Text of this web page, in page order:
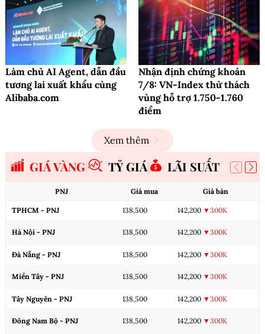
Làm chủ AI Agent, dẫn đầu
tương lai xuất khẩu cùng
Alibaba.com
Nhận định chứng khoán
7/8: VN-Index thử thách
vùng hỗ trợ 1.750-1.760
điểm
Xem thêm
GIÁ VÀNG TỶ GIÁ LÃI SUẤT
PNJ Giá mua Giá bán
TPHCM - PNJ 138,500 142,200 ▼300K
Hà Nội - PNJ 138,500 142,200 ▼300K
Đà Nẵng - PNJ 138,500 142,200 ▼300K
Miền Tây - PNJ 138,500 142,200 ▼300K
Tây Nguyên - PNJ 138,500 142,200 ▼300K
Đông Nam Bộ - PNJ 138,500 142,200 ▼300K